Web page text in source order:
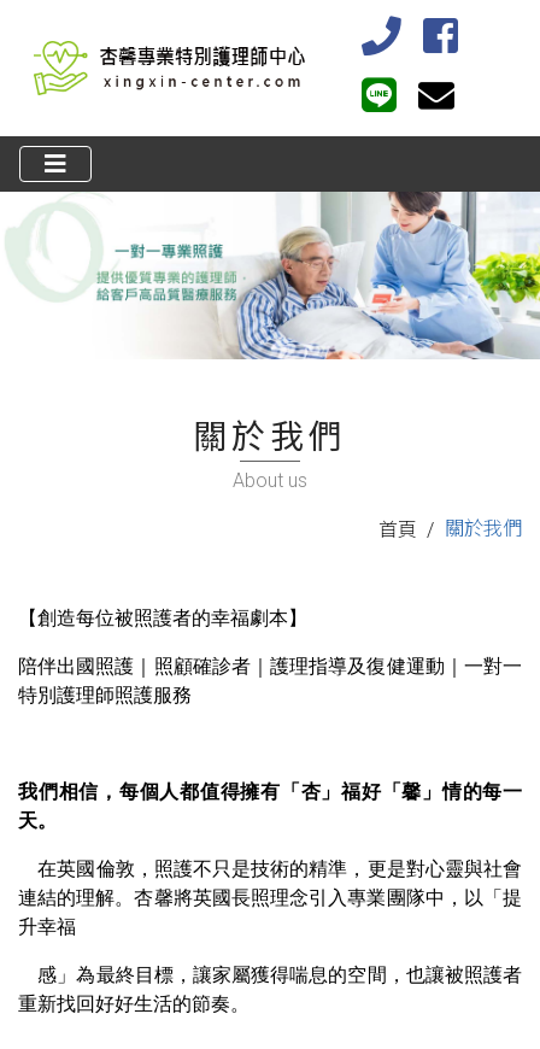
關於我們
About us
首頁 關於我們
【創造每位被照護者的幸福劇本】
陪伴出國照護｜照顧確診者｜護理指導及復健運動｜一對一
特別護理師照護服務
我們相信，每個人都值得擁有「杏」福好「馨」情的每一
天。
在英國倫敦，照護不只是技術的精準，更是對心靈與社會
連結的理解。杏馨將英國長照理念引入專業團隊中，以「提
升幸福
感」為最終目標，讓家屬獲得喘息的空間，也讓被照護者
重新找回好好生活的節奏。